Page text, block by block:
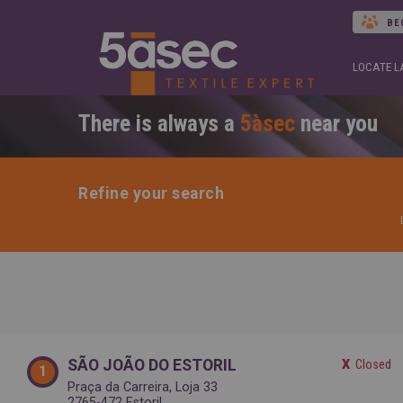
LOCATE
There is always a 5àsec near you
Refine your search
laundry per
1 SÃO JOÃO DO ESTORIL
Praça da Carreira, Loja 33
Closed